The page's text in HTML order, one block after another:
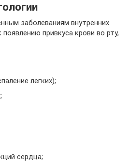
заболеваниям внутренних
привкуса крови во рту,
легких);
сердца;